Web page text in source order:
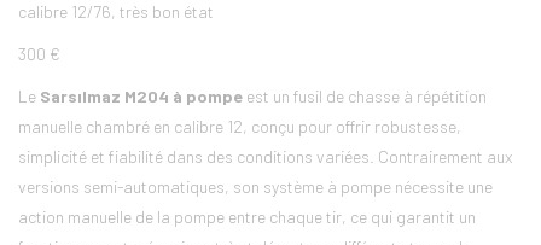
calibre 12/76, très bon état
300 €
Le Sarsılmaz M204 à pompe est un fusil de chasse à répétition
manuelle chambré en calibre 12, conçu pour offrir robustesse,
simplicité et fiabilité dans des conditions variées. Contrairement aux
versions semi-automatiques, son système à pompe nécessite une
action manuelle de la pompe entre chaque tir, ce qui garantit un